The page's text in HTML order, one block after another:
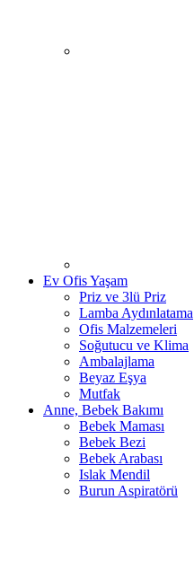
Ev Ofis Yaşam
Priz ve 3lü Priz
Lamba Aydınlatama
Ofis Malzemeleri
Soğutucu ve Klima
Ambalajlama
Beyaz Eşya
Mutfak
Anne, Bebek Bakımı
Bebek Maması
Bebek Bezi
Bebek Arabası
Islak Mendil
Burun Aspiratörü